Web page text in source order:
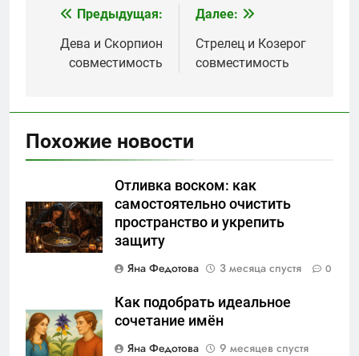
Навигация
по
Предыдущая:
Дева и Скорпион
совместимость
Далее:
Стрелец и Козерог
совместимость
Похожие новости
Отливка воском: как
самостоятельно очистить
пространство и укрепить
защиту
Яна Федотова
3 месяца спустя 0
Как подобрать идеальное
сочетание имён
Яна Федотова
9 месяцев спустя